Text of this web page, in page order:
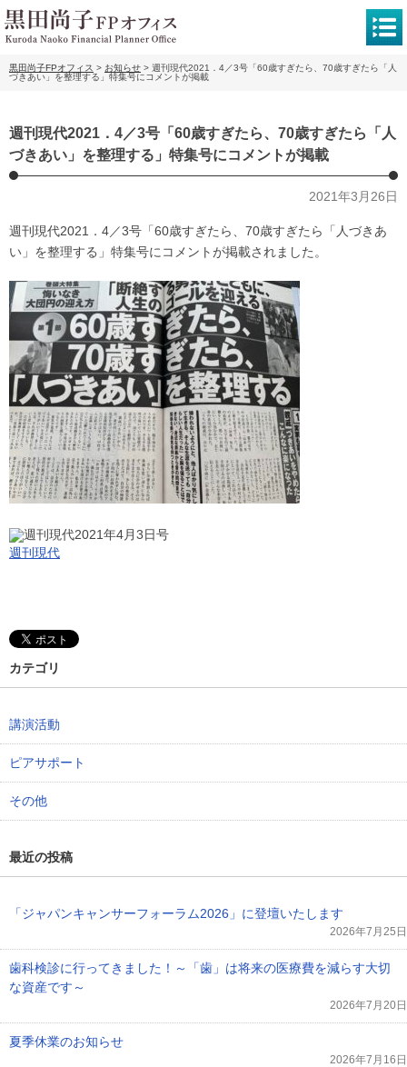
黒田尚子FPオフィス > お知らせ > 週刊現代2021．4／3号「60歳すぎたら、70歳すぎたら「人
づきあい」を整理する」特集号にコメントが掲載
週刊現代2021．4／3号「60歳すぎたら、70歳すぎたら「人
づきあい」を整理する」特集号にコメントが掲載
2021年3月26日
週刊現代2021．4／3号「60歳すぎたら、70歳すぎたら「人づきあ
い」を整理する」特集号にコメントが掲載されました。
週刊現代
カテゴリ
講演活動
ピアサポート
その他
最近の投稿
「ジャパンキャンサーフォーラム2026」に登壇いたします
2026年7月25日
歯科検診に行ってきました！～「歯」は将来の医療費を減らす大切
な資産です～
2026年7月20日
夏季休業のお知らせ
2026年7月16日